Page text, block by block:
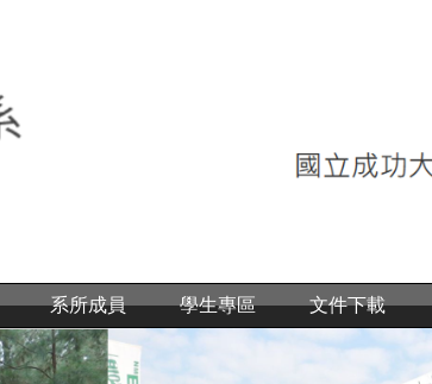
系所成員 學生專區 文件下載